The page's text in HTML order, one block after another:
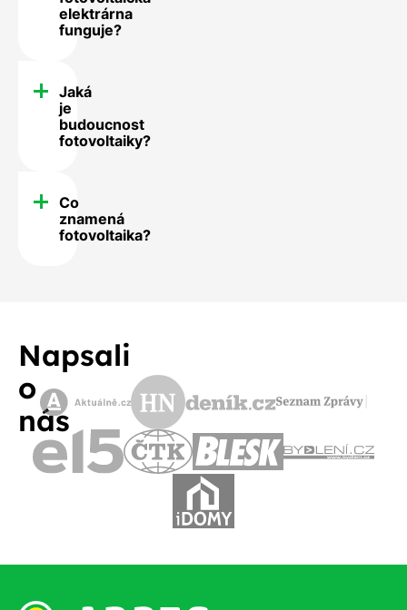
elektrárna
funguje?
Jaká
je
budoucnost
fotovoltaiky?
Co
znamená
fotovoltaika?
Napsali
o
nás